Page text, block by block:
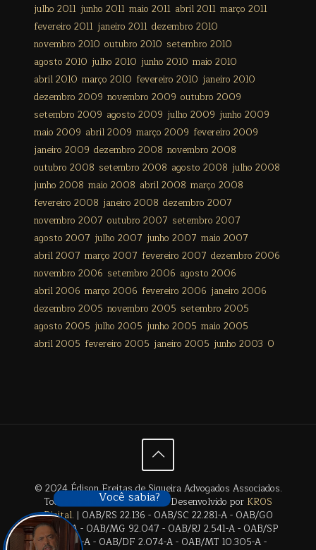
julho 2011 junho 2011 maio 2011 abril 2011 março 2011
fevereiro 2011 janeiro 2011 dezembro 2010
novembro 2010 outubro 2010 setembro 2010
agosto 2010 julho 2010 junho 2010 maio 2010
abril 2010 março 2010 fevereiro 2010 janeiro 2010
dezembro 2009 novembro 2009 outubro 2009
setembro 2009 agosto 2009 julho 2009 junho 2009
maio 2009 abril 2009 março 2009 fevereiro 2009
janeiro 2009 dezembro 2008 novembro 2008
outubro 2008 setembro 2008 agosto 2008 julho 2008
junho 2008 maio 2008 abril 2008 março 2008
fevereiro 2008 janeiro 2008 dezembro 2007
novembro 2007 outubro 2007 setembro 2007
agosto 2007 julho 2007 junho 2007 maio 2007
abril 2007 março 2007 fevereiro 2007 dezembro 2006
novembro 2006 setembro 2006 agosto 2006
abril 2006 março 2006 fevereiro 2006 janeiro 2006
dezembro 2005 novembro 2005 setembro 2005
agosto 2005 julho 2005 junho 2005 maio 2005
abril 2005 fevereiro 2005 janeiro 2005 junho 2003 0
© 2024 Édison Freitas de Siqueira Advogados Associados.
Todos os direitos reservados. Desenvolvido por KROS
Digital. | OAB/RS 22.136 - OAB/SC 22.281-A - OAB/GO
28.659-A - OAB/MG 92.047 - OAB/RJ 2.541-A - OAB/SP
17.2838-A - OAB/DF 2.074-A - OAB/MT 10.305-A -
Você sabia?